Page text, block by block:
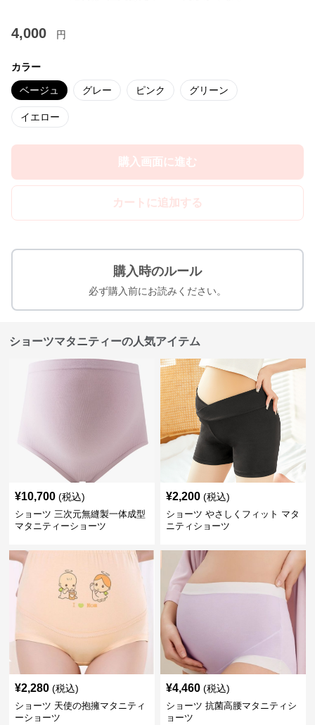
4,000 円
カラー
ベージュ グレー ピンク グリーン
イエロー
購入画面に進む
カートに追加する
購入時のルール
必ず購入前にお読みください。
ショーツマタニティーの人気アイテム
¥10,700 (税込)
ショーツ 三次元無縫製一体成型
マタニティーショーツ
¥2,200 (税込)
ショーツ やさしくフィット マタ
ニティショーツ
¥2,280 (税込)
ショーツ 天使の抱擁マタニティ
ーショーツ
¥4,460 (税込)
ショーツ 抗菌高腰マタニティシ
ョーツ